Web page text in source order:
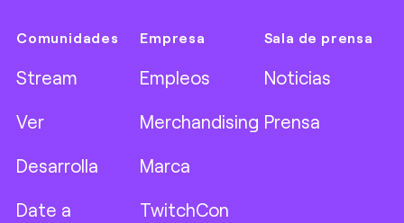
Comunidades
Stream
Ver
Desarrolla
Date a
Empresa
Empleos
Merchandising
Marca
TwitchCon
Sala de prensa
Noticias
Prensa